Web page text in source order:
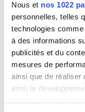
Nous et nos 1022
personnelles, telles
technologies
à des informations
publicités et du
mesures de
ainsi que de réaliser
ainsi le
Daum Frères
Nancy, Meurthe-et-
David Gerard
Oudewater (Pays-Bas)
David Jacques-Louis
David d'Angers